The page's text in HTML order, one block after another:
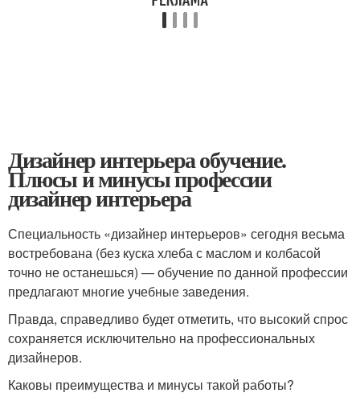
Дизайнер интерьера обучение.
Плюсы и минусы профессии
дизайнер интерьера
Специальность «дизайнер интерьеров» сегодня весьма
востребована (без куска хлеба с маслом и колбасой
точно не останешься) — обучение по данной профессии
предлагают многие учебные заведения.
Правда, справедливо будет отметить, что высокий спрос
сохраняется исключительно на профессиональных
дизайнеров.
Каковы преимущества и минусы такой работы?